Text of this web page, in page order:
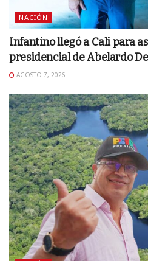
NACIÓN
Infantino llegó a Cali para
presidencial de Abelardo
AGOSTO 7, 2026